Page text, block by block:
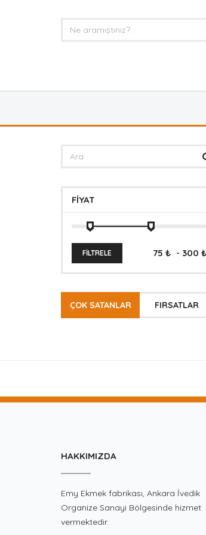
FIYAT
FILTRELE
ÇOK SATANLAR FIRSATLAR
HAKKIMIZDA
Emy Ekmek fabrikası, Ankara İvedik
Organize Sanayi Bölgesinde hizmet
vermektedir.